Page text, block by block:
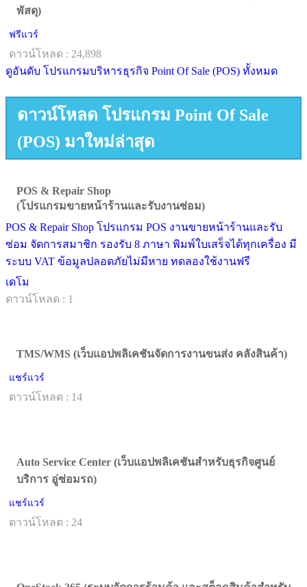
พัสดุ)
ฟรีแวร์
ดาวน์โหลด : 24,898
ดูอันดับ โปรแกรมบริหารธุรกิจ Point Of Sale (POS) ทั้งหมด
ดาวน์โหลด โปรแกรม Point Of Sale
(POS) มาใหม่ล่าสุด
POS & Repair Shop
(โปรแกรมขายหน้าร้านและรับงานซ่อม)
POS & Repair Shop โปรแกรม POS งานขายหน้าร้านและรับ
ซ่อม จัดการสมาชิก รองรับ 8 ภาษา พิมพ์ใบเสร็จได้ทุกเครื่อง มี
ระบบ VAT ข้อมูลปลอดภัยไม่มีหาย ทดลองใช้งานฟรี
เดโม
ดาวน์โหลด : 1
TMS/WMS (เว็บแอปพลิเคชันจัดการงานขนส่ง คลังสินค้า)
แชร์แวร์
ดาวน์โหลด : 14
Auto Service Center (เว็บแอปพลิเคชันสำหรับธุรกิจศูนย์
บริการ อู่ซ่อมรถ)
แชร์แวร์
ดาวน์โหลด : 24